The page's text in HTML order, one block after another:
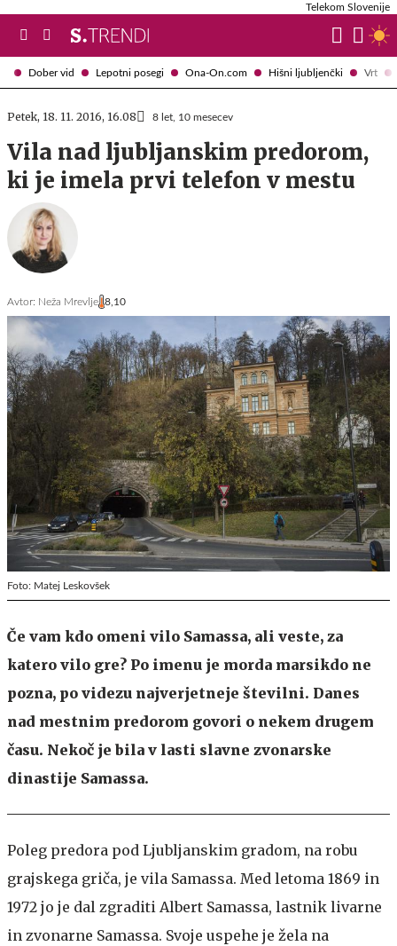
Dober vid Lepotni posegi Ona-On.com Hišni ljubljenčki Vrt
Telekom Slovenije
Petek, 18. 11. 2016, 16.08 8 let, 10 mesecev
Vila nad ljubljanskim predorom,
ki je imela prvi telefon v mestu
Avtor: Neža Mrevlje 8,10
Foto: Matej Leskovšek
Če vam kdo omeni vilo Samassa, ali veste, za
katero vilo gre? Po imenu je morda marsikdo ne
pozna, po videzu najverjetneje številni. Danes
nad mestnim predorom govori o nekem drugem
času. Nekoč je bila v lasti slavne zvonarske
dinastije Samassa.
Poleg predora pod Ljubljanskim gradom, na robu
grajskega griča, je vila Samassa. Med letoma 1869 in
1972 jo je dal zgraditi Albert Samassa, lastnik livarne
in zvonarne Samassa. Svoje uspehe je žela na